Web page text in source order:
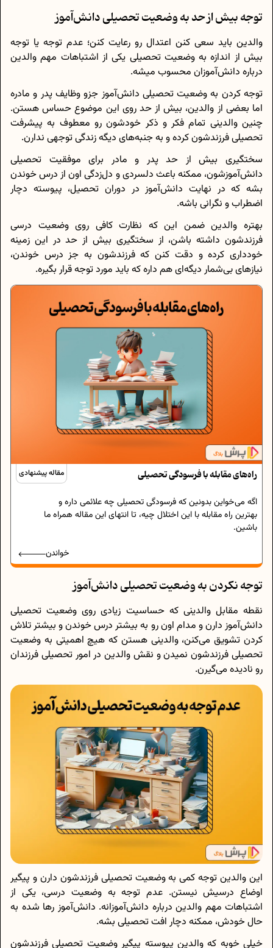
توجه بیش از حد به وضعیت تحصیلی دانش‌آموز
والدین باید سعی کنن اعتدال رو رعایت کنن؛ عدم توجه یا توجه
بیش‌ از‌ اندازه به وضعیت تحصیلی یکی از اشتباهات مهم والدین
درباره دانش‌آموزان محسوب میشه.
توجه کردن به وضعیت تحصیلی دانش‌آموز جزو وظایف پدر و مادره
اما بعضی از والدین، بیش از حد روی این موضوع حساس هستن.
چنین والدینی تمام فکر و ذکر خودشون رو معطوف به پیشرفت
تحصیلی فرزندشون کرده و به جنبه‌های دیگه زندگی توجهی ندارن.
سختگیری بیش از حد پدر و مادر برای موفقیت تحصیلی
دانش‌آموزشون، ممکنه باعث دلسردی و دل‌زدگی اون از درس خوندن
بشه که در نهایت دانش‌آموز در دوران تحصیل، پیوسته دچار
اضطراب و نگرانی باشه.
بهتره والدین ضمن این که نظارت کافی روی وضعیت درسی
فرزندشون داشته باشن، از سختگیری بیش از حد در این زمینه
خودداری کرده و دقت کنن که فرزندشون به جز درس خوندن،
نیازهای بی‌شمار دیگه‌ای هم داره که باید مورد توجه قرار بگیره.
مقاله پیشنهادی راه‌های مقابله با فرسودگی تحصیلی
اگه می‌خواین بدونین که فرسودگی تحصیلی چه علائمی داره و
بهترین راه مقابله با این اختلال چیه، تا انتهای این مقاله همراه ما
باشین.
خواندن
توجه نکردن به وضعیت تحصیلی دانش‌آموز
نقطه مقابل والدینی که حساسیت زیادی روی وضعیت تحصیلی
دانش‌آموز دارن و مدام اون رو به بیشتر درس خوندن و بیشتر تلاش
کردن تشویق می‌کنن، والدینی هستن که هیچ اهمیتی به وضعیت
تحصیلی فرزندشون نمیدن و نقش والدین در امور تحصیلی فرزندان
رو نادیده می‌گیرن.
این والدین توجه کمی به وضعیت تحصیلی فرزندشون دارن و پیگیر
اوضاع درسیش نیستن. عدم توجه به وضعیت درسی، یکی از
اشتباهات مهم والدین درباره دانش‌آموزانه. دانش‌آموز رها شده به
حال خودش، ممکنه دچار افت تحصیلی بشه.
خیلی خوبه که والدین پیوسته پیگیر وضعیت تحصیلی فرزندشون